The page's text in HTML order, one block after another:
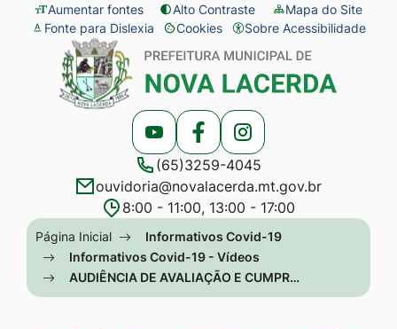
Seção
de
atalhos
acessibilidade
Ir
para
conteúdo
menu
[alt+2]
Aumentar fontes Alto Contraste
Mapa do Site
Fonte para Dislexia
Cookies
Abrir
preferências
de
cookies
Sobre Acessibilidade
Seção
menu
Acessar
a
Rede
Social
Youtube
Acessar
a
Rede
Social
Facebook
Acessar
a
Rede
Social
Instagram
(65)3259-4045
ouvidoria@novalacerda.mt.gov.br
8:00 - 11:00, 13:00 - 17:00
Seção
do
menu
Página Inicial
Informativos Covid-19
Informativos Covid-19 - Vídeos
AUDIÊNCIA DE AVALIAÇÃO E CUMPR…